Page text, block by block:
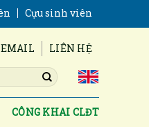
Cựu sinh viên
EMAIL LIÊN HỆ
CÔNG KHAI CLĐT